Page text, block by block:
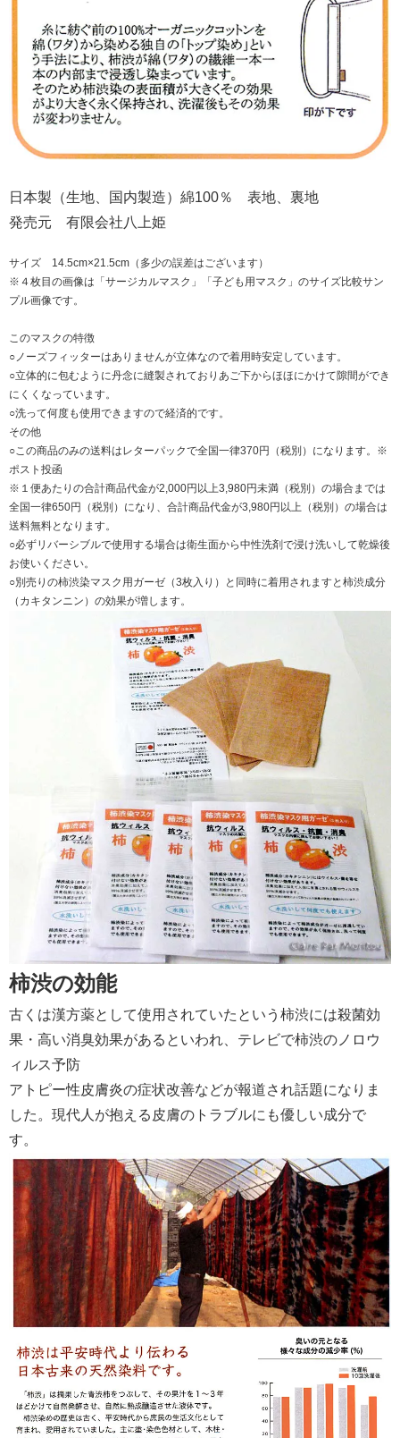
日本製（生地、国内製造）綿100％ 表地、裏地
発売元 有限会社八上姫
サイズ 14.5cm×21.5cm（多少の誤差はございます）
※４枚目の画像は「サージカルマスク」「子ども用マスク」のサイズ比較サン
プル画像です。
このマスクの特徴
○ノーズフィッターはありませんが立体なので着用時安定しています。
○立体的に包むように丹念に縫製されておりあご下からほほにかけて隙間ができ
にくくなっています。
○洗って何度も使用できますので経済的です。
その他
○この商品のみの送料はレターパックで全国一律370円（税別）になります。※
ポスト投函
※１便あたりの合計商品代金が2,000円以上3,980円未満（税別）の場合までは
全国一律650円（税別）になり、合計商品代金が3,980円以上（税別）の場合は
送料無料となります。
○必ずリバーシブルで使用する場合は衛生面から中性洗剤で浸け洗いして乾燥後
お使いください。
○別売りの柿渋染マスク用ガーゼ（3枚入り）と同時に着用されますと柿渋成分
（カキタンニン）の効果が増します。
柿渋の効能
古くは漢方薬として使用されていたという柿渋には殺菌効
果・高い消臭効果があるといわれ、テレビで柿渋のノロウ
ィルス予防
アトピー性皮膚炎の症状改善などが報道され話題になりま
した。現代人が抱える皮膚のトラブルにも優しい成分で
す。